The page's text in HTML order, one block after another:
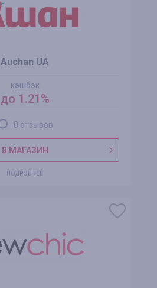
Auchan UA
кэшбэк
до 1.21%
0 отзывов
В МАГАЗИН
ПОДРОБНЕЕ